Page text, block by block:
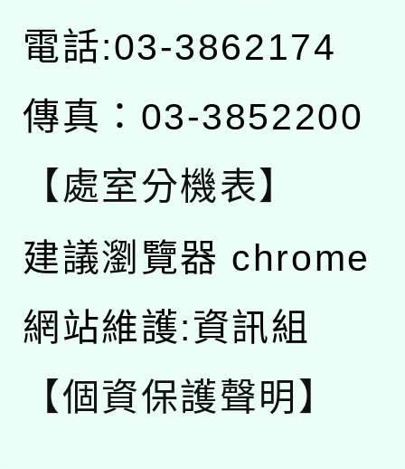
電話:03-3862174
傳真：03-3852200
【處室分機表】
建議瀏覽器 chrome
網站維護:資訊組
【個資保護聲明】